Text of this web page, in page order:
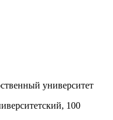
университет
100